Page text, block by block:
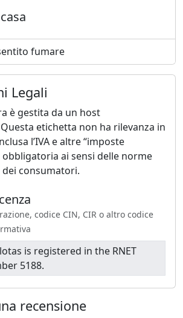
fumare
Legali
è gestita da un host
etichetta non ha rilevanza in
l’IVA e altre “imposte
obbligatoria ai sensi delle norme
dei consumatori.
codice CIN, CIR o altro codice
is registered in the RNET
5188.
recensione